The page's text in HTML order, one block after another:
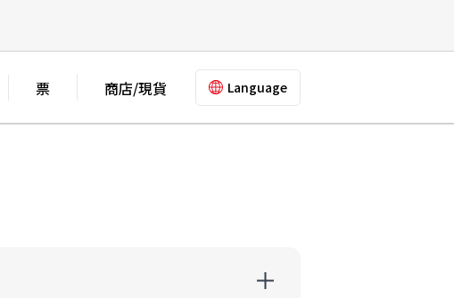
Language
票 商店/現貨